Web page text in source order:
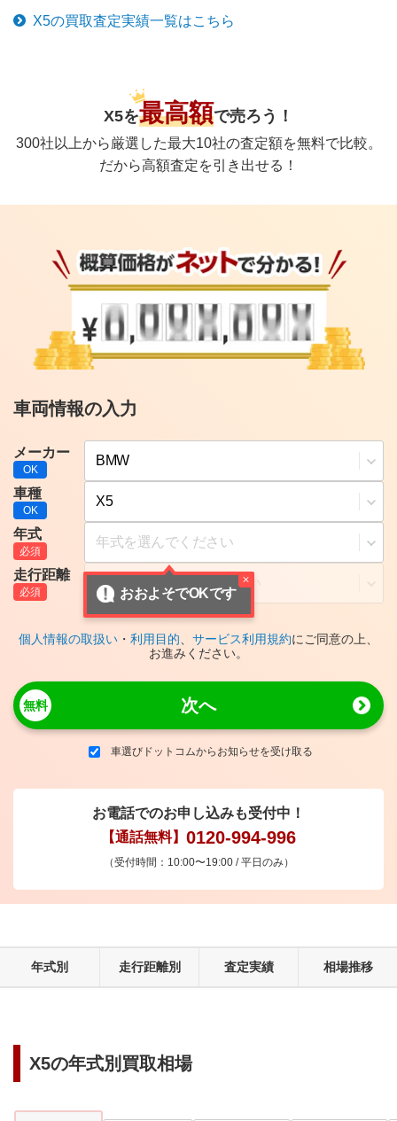
X5の買取査定実績一覧はこちら
X5を最高額で売ろう！
300社以上から厳選した最大10社の査定額を無料で比較。
だから高額査定を引き出せる！
車両情報の入力
メーカー
車種
年式
おおよそでOKです
走行距離
個人情報の取扱い ・ 利用目的 サービス利用規約にご同意の上、
お進みください。
次へ
車選びドットコムからお知らせを受け取る
お電話でのお申し込みも受付中！
【通話無料】 0120-994-996
（受付時間：10:00〜19:00 / 平日のみ）
年式別 走行距離別 査定実績 相場推移
X5の年式別買取相場